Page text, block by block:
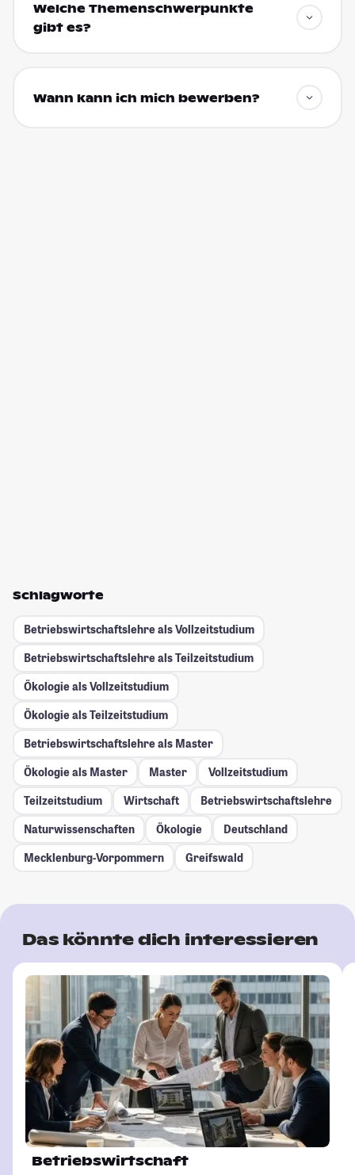
Welche Themenschwerpunkte
gibt es?
Wann kann ich mich bewerben?
Schlagworte
Betriebswirtschaftslehre als Vollzeitstudium
Betriebswirtschaftslehre als Teilzeitstudium
Ökologie als Vollzeitstudium
Ökologie als Teilzeitstudium
Betriebswirtschaftslehre als Master
Ökologie als Master
Master
Vollzeitstudium
Teilzeitstudium
Wirtschaft
Betriebswirtschaftslehre
Naturwissenschaften
Ökologie
Deutschland
Mecklenburg-Vorpommern
Greifswald
Das könnte dich interessieren
Betriebswirtschaft